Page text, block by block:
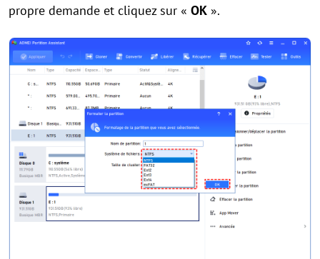
propre demande et cliquez sur « OK ».